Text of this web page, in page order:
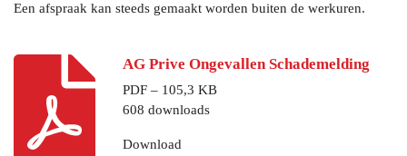
Een afspraak kan steeds gemaakt worden buiten de werkuren.
AG Prive Ongevallen Schademelding
PDF – 105,3 KB
608 downloads
Download